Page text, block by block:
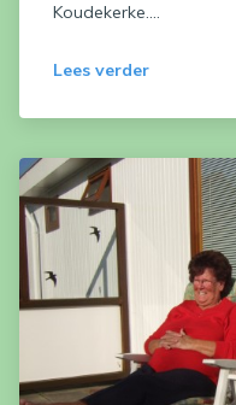
Koudekerke....
Lees verder